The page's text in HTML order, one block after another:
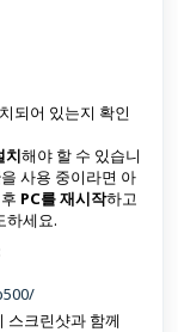
되어 있는지 확인
치해야 할 수 있습니
을 사용 중이라면 아
PC를 재시작하고
하세요.
스크린샷과 함께